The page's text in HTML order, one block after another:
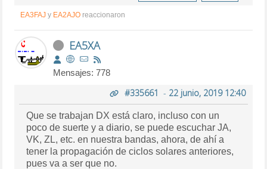
EA3FAJ y EA2AJO reaccionaron
EA5XA
Mensajes: 778
#335661 - 22 junio, 2019 12:40
Que se trabajan DX está claro, incluso con un
poco de suerte y a diario, se puede escuchar JA,
VK, ZL, etc. en nuestra bandas, ahora, de ahí a
tener la propagación de ciclos solares anteriores,
pues va a ser que no.